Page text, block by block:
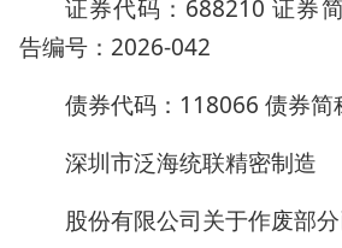
证券代码：688210 证券
告编号：2026-042
债券代码：118066 债券简
深圳市泛海统联精密制造
股份有限公司关于作废部